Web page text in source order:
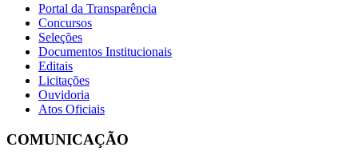
Portal da Transparência
Concursos
Seleções
Documentos Institucionais
Editais
Licitações
Ouvidoria
Atos Oficiais
COMUNICAÇÃO